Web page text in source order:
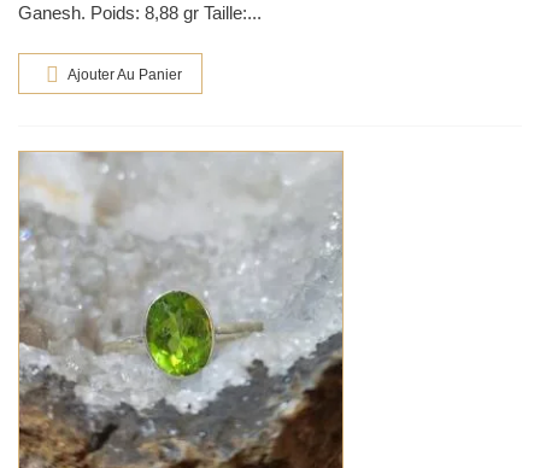
Ganesh. Poids: 8,88 gr Taille:...
Ajouter Au Panier